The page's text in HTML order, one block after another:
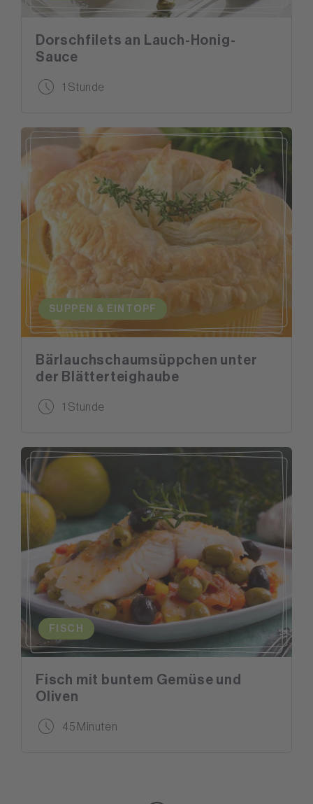
Dorschfilets an Lauch-Honig-
Sauce
1 Stunde
SUPPEN & EINTOPF
Bärlauchschaumsüppchen unter
der Blätterteighaube
1 Stunde
FISCH
Fisch mit buntem Gemüse und
Oliven
45 Minuten